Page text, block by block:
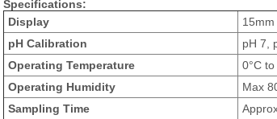
Specifications:
Display
15mm
pH Calibration
pH 7,
Operating Temperature
0°C
Operating Humidity
Max
Sampling Time